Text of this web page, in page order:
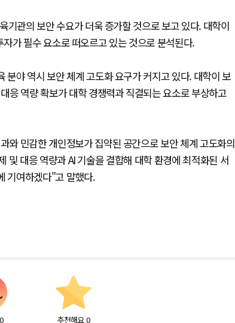
기관의 보안 수요가 더욱 증가할 것으로 보고 있다. 대학이
가 필수 요소로 떠오르고 있는 것으로 분석된다.
야 역시 보안 체계 고도화 요구가 커지고 있다. 대학이 보
응 역량 확보가 대학 경쟁력과 직결되는 요소로 부상하고
와 민감한 개인정보가 집약된 공간으로 보안 체계 고도화의
대응 역량과 AI 기술을 결합해 대학 환경에 최적화된 서
기여하겠다"고 말했다.
0 추천해요 0